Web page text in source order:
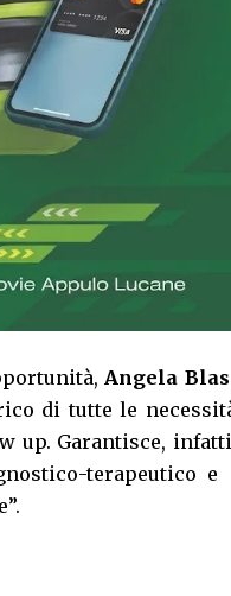
Angela
di tutte le
up. Garantisce, infatti
terapeutico e